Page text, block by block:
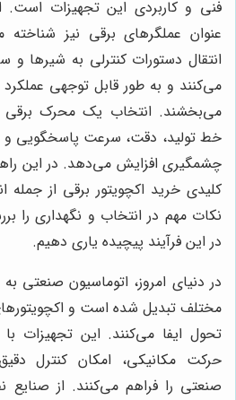
فنی و کاربردی این تجهیزات است.
عنوان عملگرهای برقی نیز
انتقال دستورات کنترلی به شیرها و
می‌کنند و به طور قابل توجهی
می‌بخشند. انتخاب یک محرک برقی
خط تولید، دقت، سرعت پاسخگویی و
چشمگیری افزایش می‌دهد. در این
کلیدی خرید اکچویتور برقی از جمله
نکات مهم در انتخاب و نگهداری را
در این فرآیند پیچیده یاری دهیم.
در دنیای امروز، اتوماسیون صنعتی
مختلف تبدیل شده است و
تحول ایفا می‌کنند. این تجهیزات با
حرکت مکانیکی، امکان کنترل
صنعتی را فراهم می‌کنند. از صنایع